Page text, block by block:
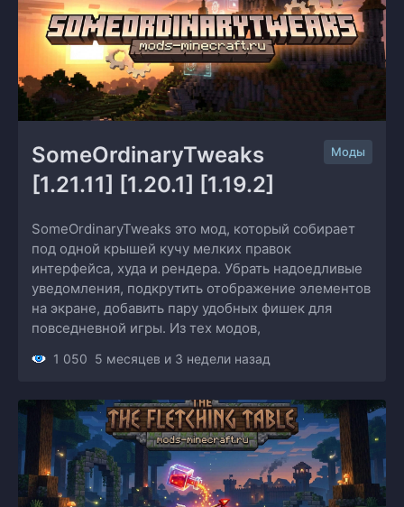
SomeOrdinaryTweaks
[1.21.11] [1.20.1] [1.19.2]
Моды
SomeOrdinaryTweaks это мод, который собирает
под одной крышей кучу мелких правок
интерфейса, худа и рендера. Убрать надоедливые
уведомления, подкрутить отображение элементов
на экране, добавить пару удобных фишек для
повседневной игры. Из тех модов,
1 050 5 месяцев и 3 недели назад